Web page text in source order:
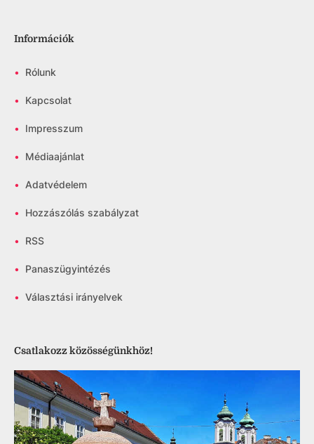
Információk
• Rólunk
• Kapcsolat
• Impresszum
• Médiaajánlat
• Adatvédelem
• Hozzászólás szabályzat
• RSS
• Panaszügyintézés
• Választási irányelvek
Csatlakozz közösségünkhöz!